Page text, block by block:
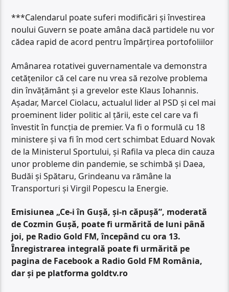
***Calendarul poate suferi modificări și învestirea
noului Guvern se poate amâna dacă partidele nu vor
cădea rapid de acord pentru împărțirea portofoliilor
Amânarea rotativei guvernamentale va demonstra
cetățenilor că cel care nu vrea să rezolve problema
din învățământ și a grevelor este Klaus Iohannis.
Așadar, Marcel Ciolacu, actualul lider al PSD și cel mai
proeminent lider politic al țării, este cel care va fi
învestit în funcția de premier. Va fi o formulă cu 18
ministere și va fi în mod cert schimbat Eduard Novak
de la Ministerul Sportului, și Rafila va pleca din cauza
unor probleme din pandemie, se schimbă și Daea,
Budăi și Spătaru, Grindeanu va rămâne la
Transporturi și Virgil Popescu la Energie.
Emisiunea „Ce-i în Gușă, și-n căpușă”, moderată
de Cozmin Gușă, poate fi urmărită de luni până
joi, pe Radio Gold FM, începând cu ora 13.
Înregistrarea integrală poate fi urmărită pe
pagina de Facebook a Radio Gold FM România,
dar și pe platforma goldtv.ro